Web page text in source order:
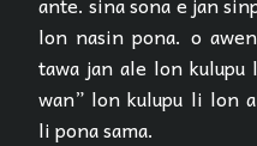
lon nasin pona. o
tawa jan ale lon kulupu
wan” lon kulupu li lon
li pona sama.